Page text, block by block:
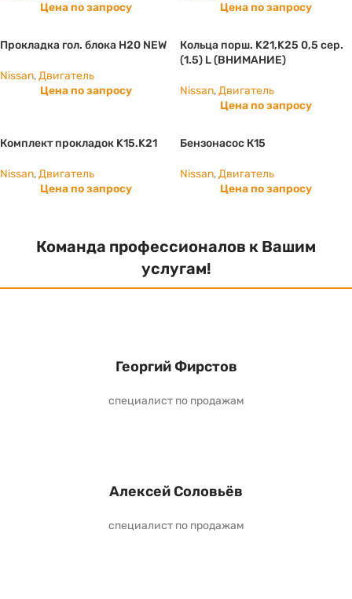
Цена по запросу
Цена по запросу
Прокладка гол. блока H20 NEW
Nissan,Двигатель
Цена по запросу
Кольца порш. K21,K25 0,5 сер.
(1.5) L (ВНИМАНИЕ)
Nissan,Двигатель
Цена по запросу
Комплект прокладок K15.K21
Nissan,Двигатель
Цена по запросу
Бензонасос К15
Nissan,Двигатель
Цена по запросу
Команда профессионалов к Вашим
услугам!
Георгий Фирстов
специалист по продажам
Алексей Соловьёв
специалист по продажам